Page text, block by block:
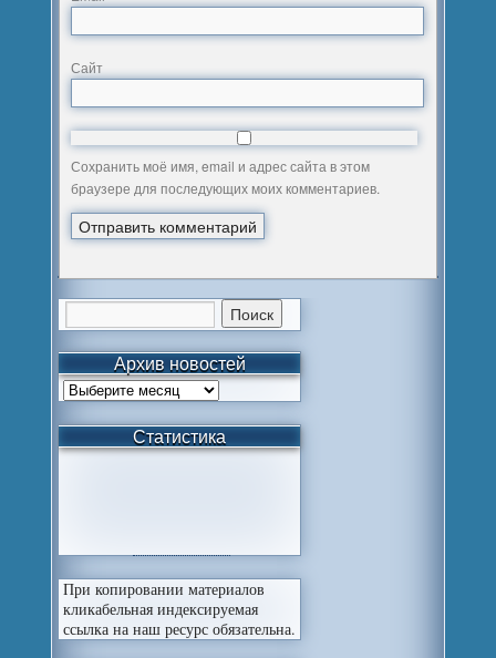
Сайт
Сохранить моё имя, email и адрес сайта в этом
браузере для последующих моих комментариев.
Архив новостей
Статистика
При копировании материалов
кликабельная индексируемая
ссылка на наш ресурс обязательна.